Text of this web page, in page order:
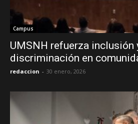
Campus
UMSNH refuerza inclusión
discriminación en
redaccion - 30 enero, 2026